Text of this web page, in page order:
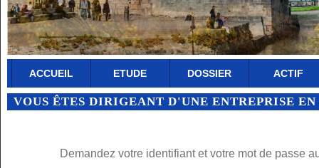
ACCUEIL ETUDE DOSSIER ACTIF
VOUS ÊTES DIRIGEANT D'UNE ENTREPRISE
Demandez votre identifiant et votre mot de passe